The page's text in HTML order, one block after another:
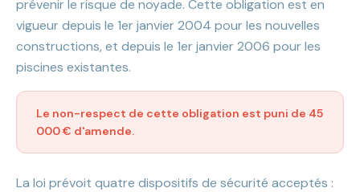
prévenir le risque de noyade. Cette obligation est en
vigueur depuis le 1er janvier 2004 pour les nouvelles
constructions, et depuis le 1er janvier 2006 pour les
piscines existantes.
Le non-respect de cette obligation est puni de 45
000 € d'amende.
La loi prévoit quatre dispositifs de sécurité acceptés :